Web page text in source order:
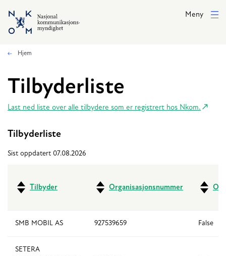
Hopp til hovedinnhold
Meny
Hjem
Tilbyderliste
Last ned liste over alle tilbydere som er registrert hos Nkom.
Tilbyderliste
Sist oppdatert 07.08.2026
Tilbyder Organisasjonsnummer
SMB MOBIL AS 927539659 False
SETERA